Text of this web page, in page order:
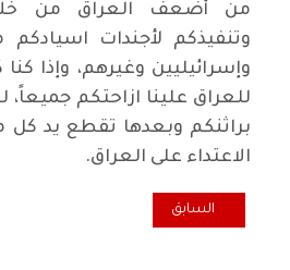
من أضعف العراق من
وتنفيذكم لأجندات اسيادكم
وإسرائيليين وغيرهم، وإذا
للعراق علينا ازاحتكم
براثنكم وبعدها تقطع يد
الاعتداء على العراق.
المقال السابق: كردستان العراق ليست
السابق